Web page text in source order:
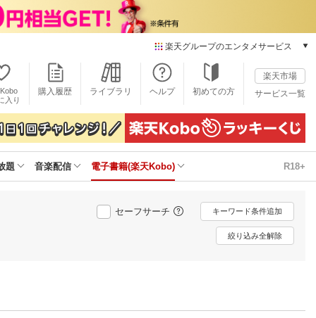
楽天グループのエンタメサービス
本/ゲーム/CD/DVD
楽天ブックス
電子書籍
楽天Kobo
雑誌読み放題
楽天ミュージック
動画配信
楽天TV
動画配信ガイド
入り
購入履歴 ライブラリ ヘルプ 初めての方
楽天市場
サービス一覧
題 音楽配信 電子書籍(楽天Kobo) R18+
セーフサーチ キーワード条件追加
絞り込み全解除